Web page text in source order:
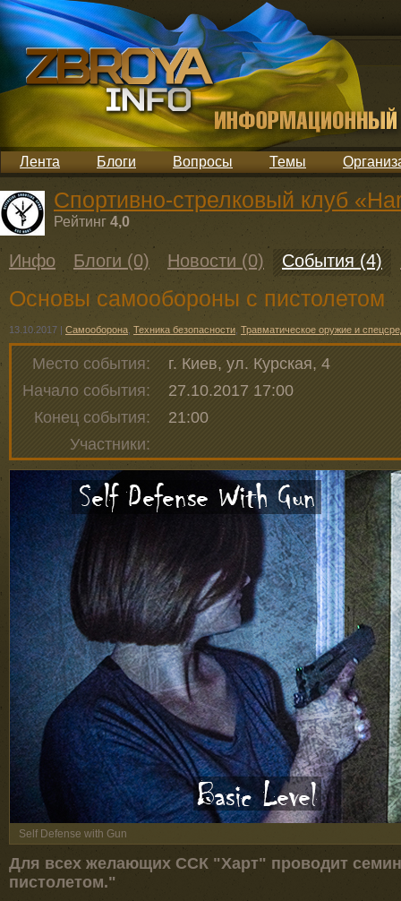
Лента Блоги Вопросы Темы
Спортивно-стрелковый клуб
Рейтинг 4,0
Инфо Блоги (0) Новости (0) События (4)
Основы самообороны с пистолетом
13.10.2017 | Самооборона Техника безопасности Травматическое оружие и
Место события:
г. Киев, ул. Курская, 4
Начало события:
27.10.2017 17:00
Конец события:
21:00
Участники:
Self Defense with Gun
Для всех желающих ССК "Харт" проводит
пистолетом."